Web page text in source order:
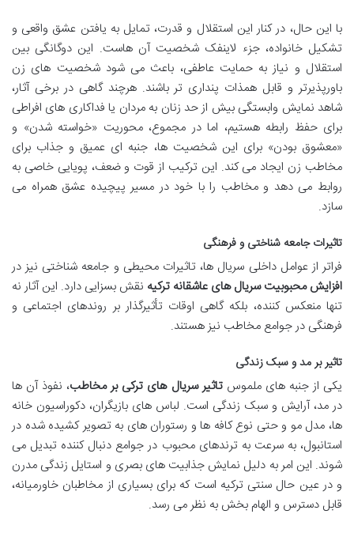
با این حال، در کنار این استقلال و قدرت، تمایل به یافتن عشق واقعی و
تشکیل خانواده، جزء لاینفک شخصیت آن هاست. این دوگانگی بین
استقلال و نیاز به حمایت عاطفی، باعث می شود شخصیت های زن
باورپذیرتر و قابل همذات پنداری تر باشند. هرچند گاهی در برخی آثار،
شاهد نمایش وابستگی بیش از حد زنان به مردان یا فداکاری های افراطی
برای حفظ رابطه هستیم، اما در مجموع، محوریت «خواسته شدن» و
«معشوق بودن» برای این شخصیت ها، جنبه ای عمیق و جذاب برای
مخاطب زن ایجاد می کند. این ترکیب از قوت و ضعف، پویایی خاصی به
روابط می دهد و مخاطب را با خود در مسیر پیچیده عشق همراه می
سازد.
تاثیرات جامعه شناختی و فرهنگی
فراتر از عوامل داخلی سریال ها، تاثیرات محیطی و جامعه شناختی نیز در
افزایش محبوبیت سریال های عاشقانه ترکیه نقش بسزایی دارد. این آثار نه
تنها منعکس کننده، بلکه گاهی اوقات تأثیرگذار بر روندهای اجتماعی و
فرهنگی در جوامع مخاطب نیز هستند.
تاثیر بر مد و سبک زندگی
یکی از جنبه های ملموستاثیر سریال های ترکی بر مخاطب، نفوذ آن ها
در مد، آرایش و سبک زندگی است. لباس های بازیگران، دکوراسیون خانه
ها، مدل مو و حتی نوع کافه ها و رستوران های به تصویر کشیده شده در
استانبول، به سرعت به ترندهای محبوب در جوامع دنبال کننده تبدیل می
شوند. این امر به دلیل نمایش جذابیت های بصری و استایل زندگی مدرن
و در عین حال سنتی ترکیه است که برای بسیاری از مخاطبان خاورمیانه،
قابل دسترس و الهام بخش به نظر می رسد.